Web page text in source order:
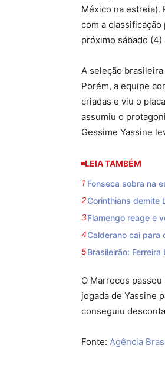
México na estreia).
com a classificação
próximo sábado
A seleção
Porém, a equipe
criadas e viu o
assumiu o
Gessime Yassine
LEIA TAMBÉM
Fonseca sobra na
Corinthians demite
Flamengo reage e
Calderano cai para
Brasileirão:
O Marrocos
jogada de Yassine
conseguiu
Fonte: Agência